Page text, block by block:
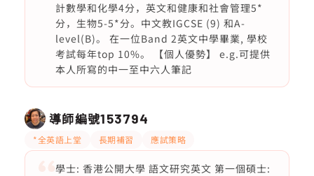
計數學和化學4分，英文和健康和社會管理5*
分，生物5-5*分。中文教IGCSE (9) 和A-
level(B)。 在一位Band 2英文中學畢業, 學校
考試每年top 10%。 【個人優勢】 e.g.可提供
本人所寫的中一至中六人筆記
導師編號153794
*全英語上堂 長期補習 應試策略
學士: 香港公開大學 語文研究英文 第一個碩士: